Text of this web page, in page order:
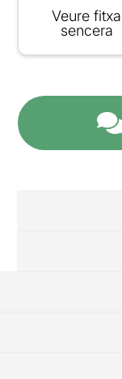
Veure fitxa
sencera